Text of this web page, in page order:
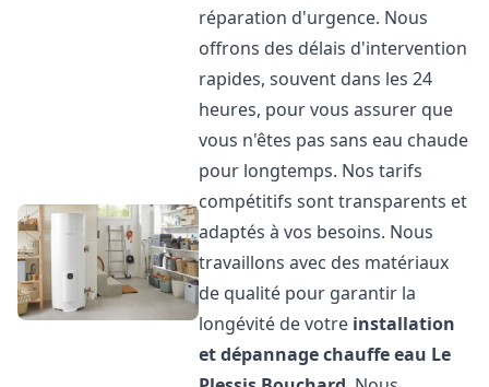
réparation d'urgence. Nous
offrons des délais d'intervention
rapides, souvent dans les 24
heures, pour vous assurer que
vous n'êtes pas sans eau chaude
pour longtemps. Nos tarifs
compétitifs sont transparents et
adaptés à vos besoins. Nous
travaillons avec des matériaux
de qualité pour garantir la
longévité de votre installation
et dépannage chauffe eau Le